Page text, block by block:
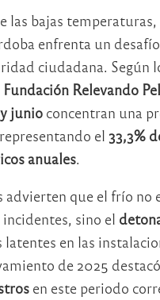
las bajas temperaturas,
enfrenta un
ciudadana. Según
Fundación Relevando
junio concentran una
el 33,3%
anuales.
advierten que el frío no
sino el
latentes en las
de 2025
en este periodo